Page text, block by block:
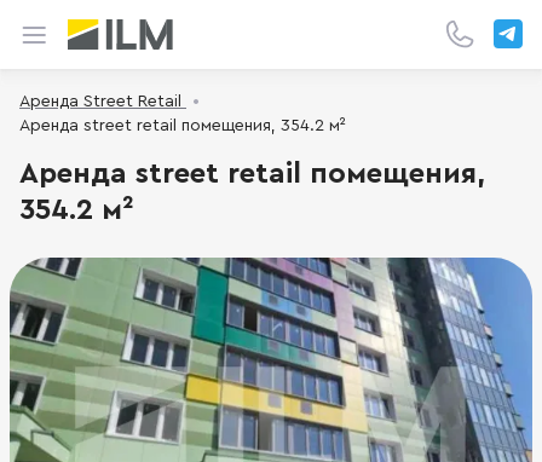
Аренда Street Retail
Аренда street retail помещения, 354.2 м²
Аренда street retail помещения,
354.2 м²